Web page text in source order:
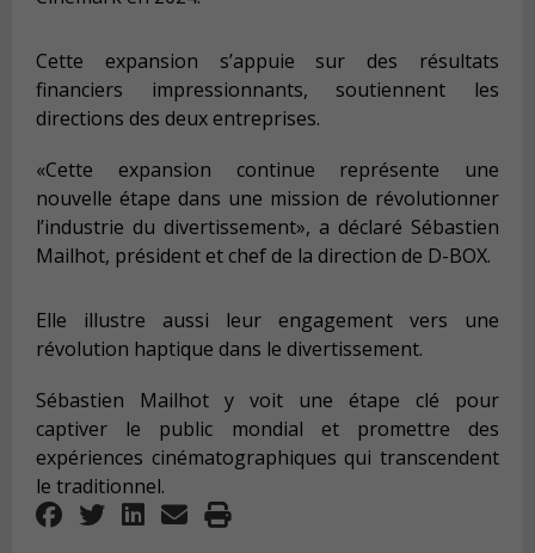
Cette expansion s’appuie sur des résultats
financiers impressionnants, soutiennent les
directions des deux entreprises.
«Cette expansion continue représente une
nouvelle étape dans une mission de révolutionner
l’industrie du divertissement», a déclaré Sébastien
Mailhot, président et chef de la direction de D-BOX.
Elle illustre aussi leur engagement vers une
révolution haptique dans le divertissement.
Sébastien Mailhot y voit une étape clé pour
captiver le public mondial et promettre des
expériences cinématographiques qui transcendent
le traditionnel.